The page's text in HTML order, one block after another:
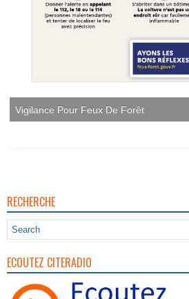
Vigilance Pour Feux De Forêt
RECHERCHE
ECOUTEZ CITERADIO